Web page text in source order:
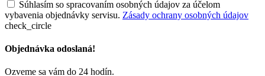
Súhlasím so spracovaním osobných údajov za účelom
vybavenia objednávky servisu. Zásady ochrany osobných údajov
check_circle
Objednávka odoslaná!
Ozveme sa vám do 24 hodín.